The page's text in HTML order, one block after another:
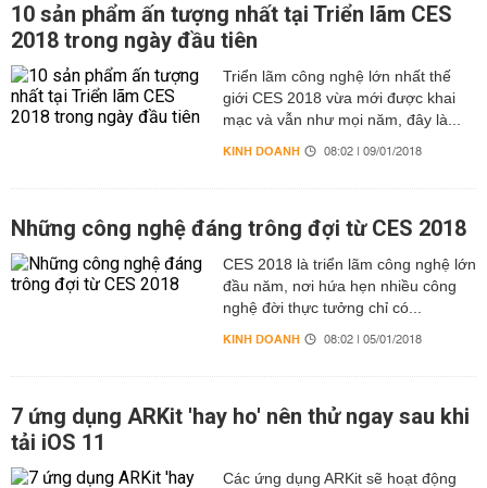
10 sản phẩm ấn tượng nhất tại Triển lãm CES
2018 trong ngày đầu tiên
Triển lãm công nghệ lớn nhất thế
giới CES 2018 vừa mới được khai
mạc và vẫn như mọi năm, đây là...
KINH DOANH 08:02 | 09/01/2018
Những công nghệ đáng trông đợi từ CES 2018
CES 2018 là triển lãm công nghệ lớn
đầu năm, nơi hứa hẹn nhiều công
nghệ đời thực tưởng chỉ có...
KINH DOANH 08:02 | 05/01/2018
7 ứng dụng ARKit 'hay ho' nên thử ngay sau khi
tải iOS 11
Các ứng dụng ARKit sẽ hoạt động